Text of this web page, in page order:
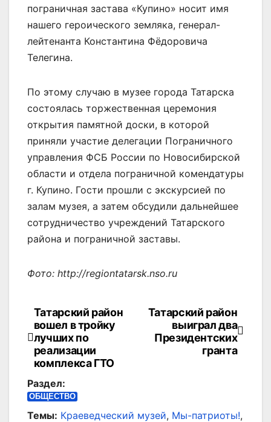
пограничная застава «Купино» носит имя
нашего героического земляка, генерал-
лейтенанта Константина Фёдоровича
Телегина.
По этому случаю в музее города Татарска
состоялась торжественная церемония
открытия памятной доски, в которой
приняли участие делегации Пограничного
управления ФСБ России по Новосибирской
области и отдела пограничной комендатуры
г. Купино. Гости прошли с экскурсией по
залам музея, а затем обсудили дальнейшее
сотрудничество учреждений Татарского
района и пограничной заставы.
Фото: http://regiontatarsk.nso.ru
Навигация
по
записям
Татарский район
выиграл два
Президентских
гранта
Татарский район
вошел в тройку
лучших по
реализации
комплекса ГТО
Раздел:
ОБЩЕСТВО
Темы: Краеведческий музей, Мы-патриоты!,